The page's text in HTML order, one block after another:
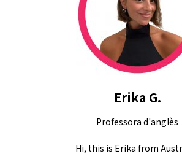
Erika G.
Professora d'anglès
Hi, this is Erika from